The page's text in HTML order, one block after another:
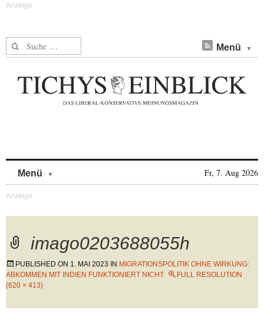
Suche nach: Menü
Menü Fr, 7. Aug 2026
imago0203688055h
PUBLISHED ON 1. MAI 2023 IN MIGRATIONSPOLITIK OHNE WIRKUNG:
ABKOMMEN MIT INDIEN FUNKTIONIERT NICHT
FULL RESOLUTION
(620 × 413)